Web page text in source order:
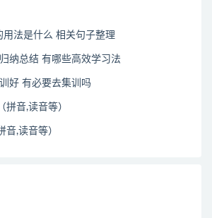
法是什么 相关句子整理
纳总结 有哪些高效学习法
好 有必要去集训吗
拼音,读音等）
音,读音等）